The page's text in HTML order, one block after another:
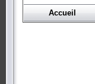
Accueil